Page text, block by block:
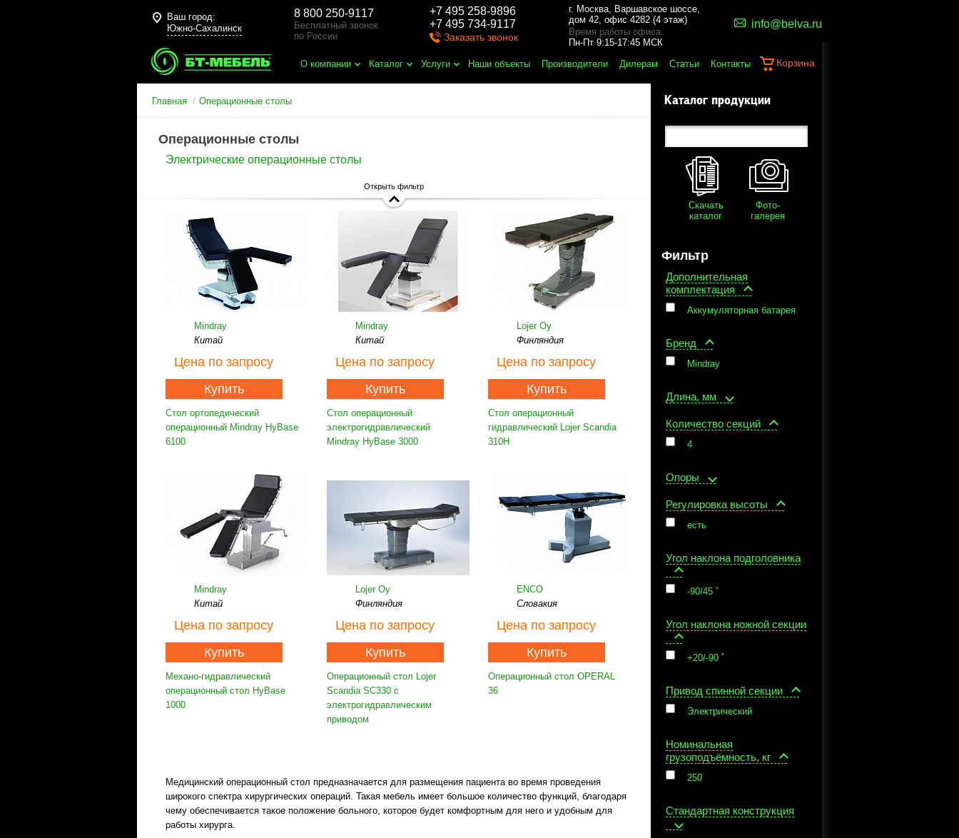
Ваш город:
Южно-Сахалинск
8 800 250-9117
Бесплатный звонок
по России
+7 495 258-9896
+7 495 734-9117
Заказать звонок
г. Москва, Варшавское шоссе,
дом 42, офис 4282 (4 этаж)
Время работы офиса:
Пн-Пт 9:15-17:45 МСК
info@belva.ru
О компании Каталог Услуги Наши объекты Производители Дилерам Статьи Контакты Корзина
Главная Операционные столы
Операционные столы
Электрические операционные столы
Открыть фильтр
Mindray
Китай
Цена по запросу
Купить
Стол ортопедический
операционный Mindray HyBase
6100
Mindray
Китай
Цена по запросу
Купить
Стол операционный
электрогидравлический
Mindray HyBase 3000
Lojer Oy
Финляндия
Цена по запросу
Купить
Стол операционный
гидравлический Lojer Scandia
310H
Mindray
Китай
Цена по запросу
Купить
Механо-гидравлический
операционный стол HyBase
1000
Lojer Oy
Финляндия
Цена по запросу
Купить
Операционный стол Lojer
Scandia SC330 с
электрогидравлическим
приводом
ENCO
Словакия
Цена по запросу
Купить
Операционный стол OPERAL
36
Медицинский операционный стол предназначается для размещения пациента во время проведения
широкого спектра хирургических операций. Такая мебель имеет большое количество функций, благодаря
чему обеспечивается такое положение больного, которое будет комфортным для него и удобным для
работы хирурга.
Каталог продукции
Скачать
каталог
Фото-
галерея
Фильтр
Дополнительная
комплектация
Аккумуляторная батарея
Бренд
Mindray
Длина, мм
Количество секций
4
Опоры
Регулировка высоты
есть
Угол наклона подголовника
-90/45 ˚
Угол наклона ножной секции
+20/-90 ˚
Привод спинной секции
Электрический
Номинальная
грузоподъёмность, кг
250
Стандартная конструкция